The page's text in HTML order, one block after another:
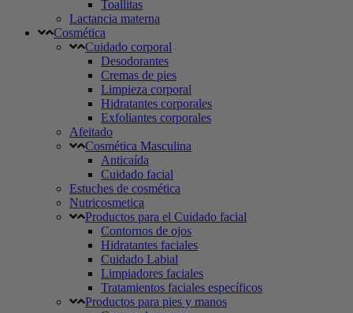
Toallitas
Lactancia materna
Cosmética
Cuidado corporal
Desodorantes
Cremas de pies
Limpieza corporal
Hidratantes corporales
Exfoliantes corporales
Afeitado
Cosmética Masculina
Anticaída
Cuidado facial
Estuches de cosmética
Nutricosmetica
Productos para el Cuidado facial
Contornos de ojos
Hidratantes faciales
Cuidado Labial
Limpiadores faciales
Tratamientos faciales específicos
Productos para pies y manos